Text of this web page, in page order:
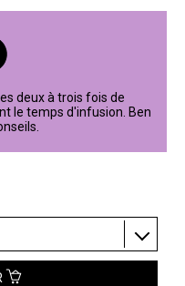
deux à trois fois de
le temps d'infusion. Ben